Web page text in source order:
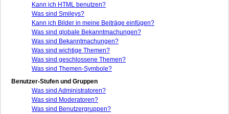
Kann ich HTML benutzen?
Was sind Smileys?
Kann ich Bilder in meine Beiträge einfügen?
Was sind globale Bekanntmachungen?
Was sind Bekanntmachungen?
Was sind wichtige Themen?
Was sind geschlossene Themen?
Was sind Themen-Symbole?
Benutzer-Stufen und Gruppen
Was sind Administratoren?
Was sind Moderatoren?
Was sind Benutzergruppen?